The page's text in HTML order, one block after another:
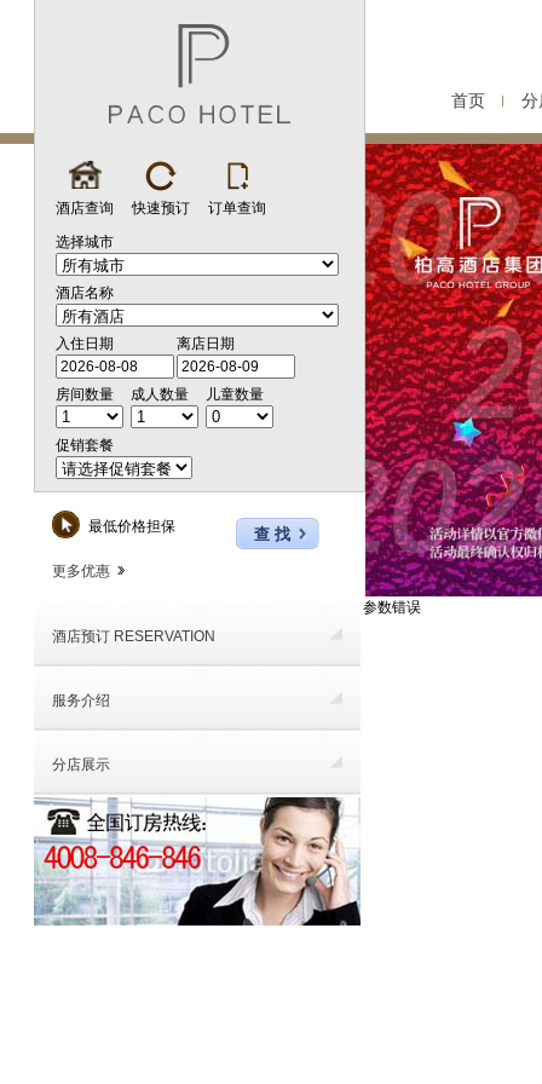
首页 分
酒店查询 快速预订
订单查询
选择城市
酒店名称
入住日期 离店日期
房间数量 成人数量 儿童数量
促销套餐
最低价格担保
更多优惠
酒店预订 RESERVATION
服务介绍
分店展示
参数错误